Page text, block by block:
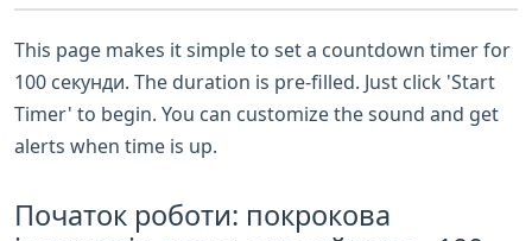
This page makes it simple to set a countdown timer for
100 секунди. The duration is pre-filled. Just click 'Start
Timer' to begin. You can customize the sound and get
alerts when time is up.
Початок роботи: покрокова